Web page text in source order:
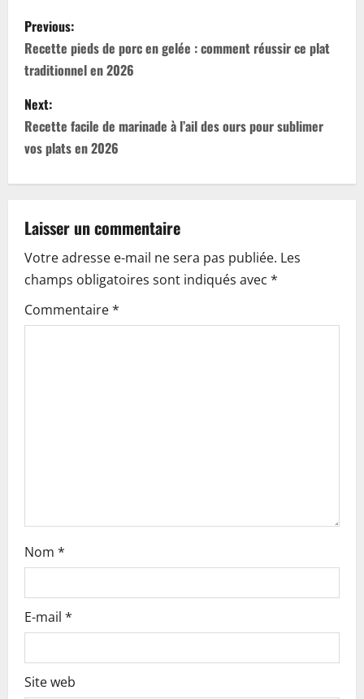
P
o
s
t
n
a
v
i
g
a
Previous:
Recette pieds de porc en gelée : comment réussir ce plat
traditionnel en 2026
Next:
Recette facile de marinade à l’ail des ours pour sublimer
vos plats en 2026
Laisser un commentaire
Votre adresse e-mail ne sera pas publiée. Les
champs obligatoires sont indiqués avec *
Commentaire*
Nom *
E-mail *
Site web